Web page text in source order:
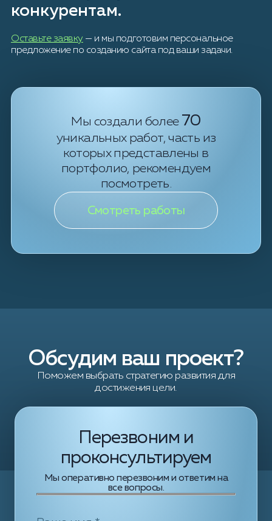
конкурентам.
Оставьте заявку — и мы подготовим персональное
предложение по созданию сайта под ваши задачи.
Мы создали более 70
уникальных работ, часть из
которых представлены в
портфолио, рекомендуем
посмотреть.
Смотреть работы
Обсудим ваш проект?
Поможем выбрать стратегию развития для
достижения цели.
Перезвоним и
проконсультируем
Мы оперативно перезвоним и ответим на
все вопросы.